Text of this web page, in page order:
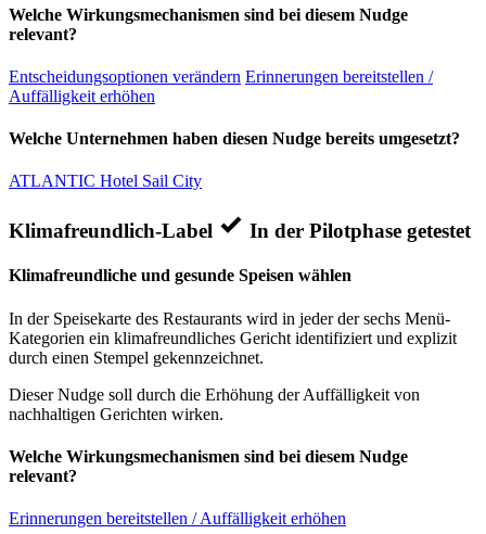
Welche Wirkungsmechanismen sind bei diesem Nudge
relevant?
Entscheidungsoptionen verändern Erinnerungen bereitstellen /
Auffälligkeit erhöhen
Welche Unternehmen haben diesen Nudge bereits umgesetzt?
ATLANTIC Hotel Sail City
Klimafreundlich-Label In der Pilotphase getestet
Klimafreundliche und gesunde Speisen wählen
In der Speisekarte des Restaurants wird in jeder der sechs Menü-
Kategorien ein klimafreundliches Gericht identifiziert und explizit
durch einen Stempel gekennzeichnet.
Dieser Nudge soll durch die Erhöhung der Auffälligkeit von
nachhaltigen Gerichten wirken.
Welche Wirkungsmechanismen sind bei diesem Nudge
relevant?
Erinnerungen bereitstellen / Auffälligkeit erhöhen